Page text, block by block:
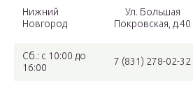
Нижний
Новгород
Ул. Большая
Покровская, д.40
Сб.: с 10:00 до
16:00
7 (831) 278-02-32